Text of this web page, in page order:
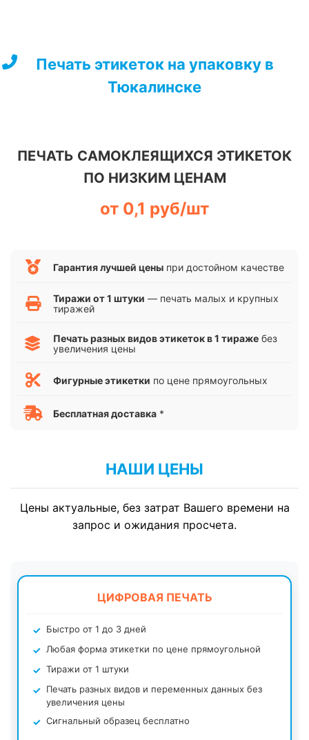
Печать этикеток на упаковку в
Тюкалинске
ПЕЧАТЬ САМОКЛЕЯЩИХСЯ ЭТИКЕТОК
ПО НИЗКИМ ЦЕНАМ
от 0,1 руб/шт
Гарантия лучшей цены при достойном качестве
Тиражи от 1 штуки — печать малых и крупных
тиражей
Печать разных видов этикеток в 1 тираже без
увеличения цены
Фигурные этикетки по цене прямоугольных
Бесплатная доставка *
НАШИ ЦЕНЫ
Цены актуальные, без затрат Вашего времени на
запрос и ожидания просчета.
ЦИФРОВАЯ ПЕЧАТЬ
Быстро от 1 до 3 дней
Любая форма этикетки по цене прямоугольной
Тиражи от 1 штуки
Печать разных видов и переменных данных без
увеличения цены
Сигнальный образец бесплатно